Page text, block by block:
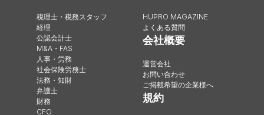
税理士・税務スタッフ
経理
公認会計士
M&A・FAS
人事・労務
社会保険労務士
法務・知財
弁護士
財務
CFO
HUPRO MAGAZINE
よくある質問
会社概要
運営会社
お問い合わせ
ご掲載希望の企業様へ
規約